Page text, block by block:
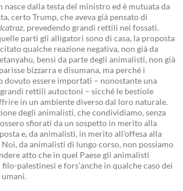
nasce dalla testa del ministro ed è mutuata da
certo Trump, che aveva già pensato di
, prevedendo grandi rettili nei fossati.
parti gli alligatori sono di casa, la proposta
qualche reazione negativa, non già da
bensì da parte degli animalisti, non già
bizzarra e disumana, ma perché i
essere importati – nonostante una
rettili autoctoni – sicché le bestiole
in un ambiente diverso dal loro naturale.
degli animalisti, che condividiamo, senza
sfiorati da un sospetto in merito alla
e, da animalisti, in merito all’offesa alla
da animalisti di lungo corso, non possiamo
atto che in quel Paese gli animalisti
palestinesi e fors’anche in qualche caso dei